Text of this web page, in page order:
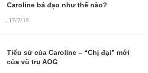
Caroline bá đạo như thế nào?
, 17/7/19
Tiểu sử của Caroline – “Chị đại” mới
của vũ trụ AOG